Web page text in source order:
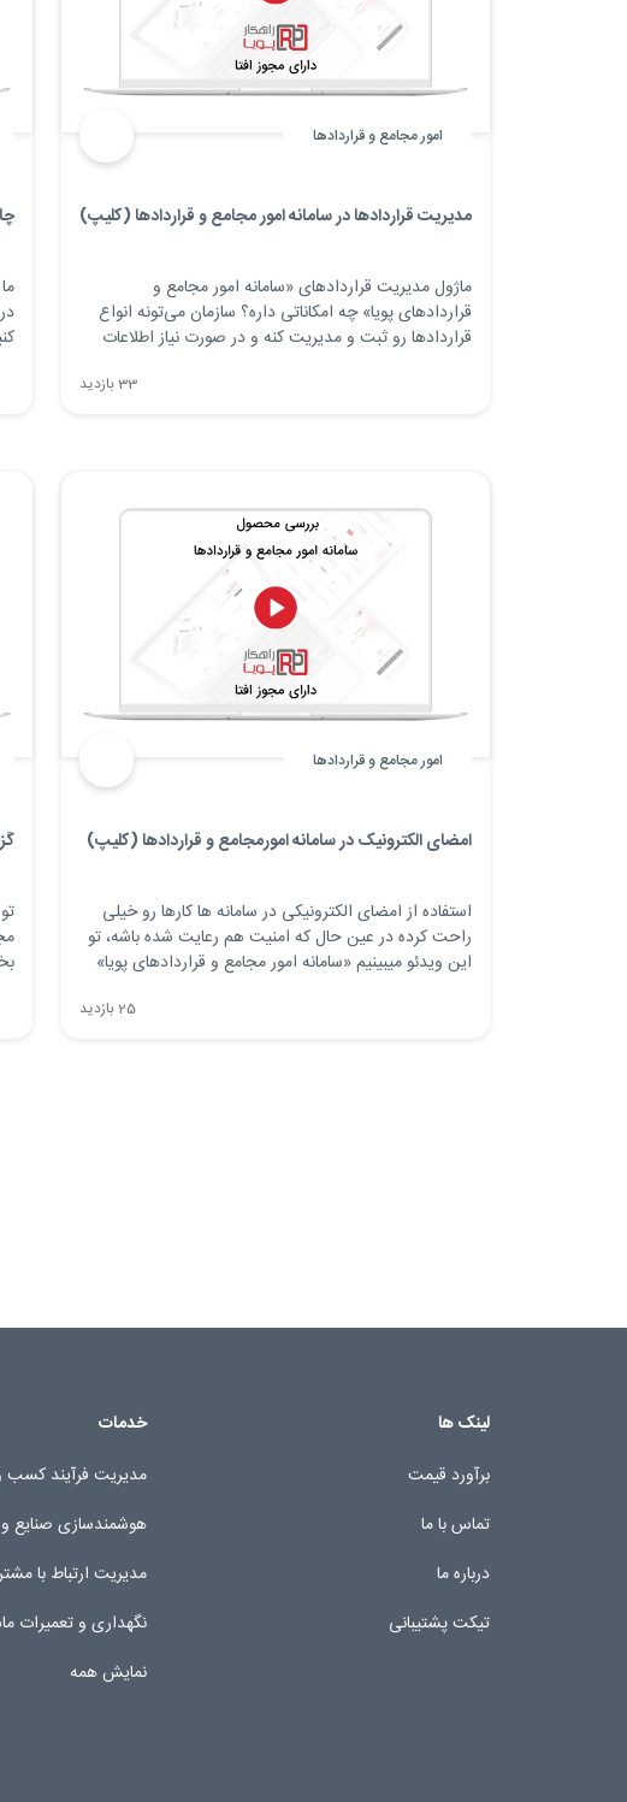
امور مجامع و قراردادها
مدیریت قراردادها در سامانه امور مجامع و قراردادها (کلیپ)
ماژول مدیریت قراردادهای «سامانه امور مجامع و
قراردادهای پویا» چه امکاناتی داره؟ سازمان می‌تونه انواع
قراردادها رو ثبت و مدیریت کنه و در صورت نیاز اطلاعات
33 بازدید
امور مجامع و قراردادها
امضای الکترونیک در سامانه امورمجامع و قراردادها (کلیپ)
استفاده از امضای الکترونیکی در سامانه ها کارها رو خیلی
راحت کرده در عین حال که امنیت هم رعایت شده باشه، تو
این ویدئو میبینیم «سامانه امور مجامع و قراردادهای پویا»
25 بازدید
لینک ها
برآورد قیمت
تماس با ما
درباره ما
تیکت پشتیبانی
خدمات
مدیریت فرآیند کسب
هوشمندسازی صنایع
مدیریت ارتباط با
نگهداری و تعمیرات
نمایش همه